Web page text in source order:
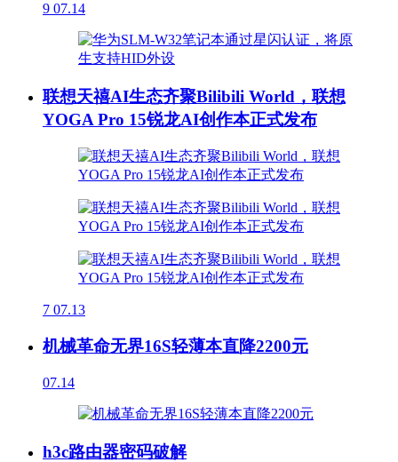
9 07.14
联想天禧AI生态齐聚Bilibili World，联想
YOGA Pro 15锐龙AI创作本正式发布
7 07.13
机械革命无界16S轻薄本直降2200元
07.14
h3c路由器密码破解